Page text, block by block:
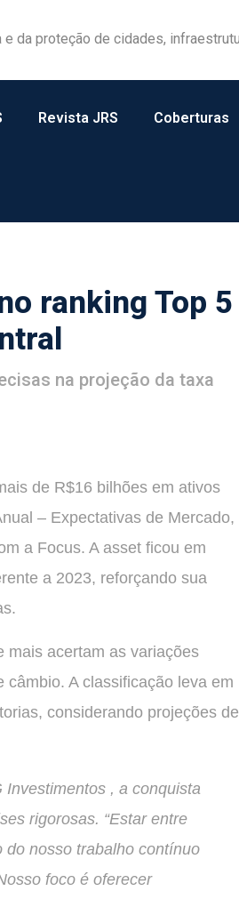
na gestão de riscos no campo
Revista JRS Coberturas
ranking Top 5
na projeção da taxa
de R$16 bilhões em ativos
– Expectativas de Mercado,
a Focus. A asset ficou em
a 2023, reforçando sua
mais acertam as variações
A classificação leva em
considerando projeções de
, a conquista
rigorosas. “Estar entre
nosso trabalho contínuo
foco é oferecer